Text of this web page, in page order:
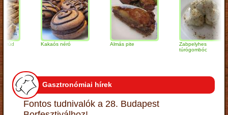
Kakaós néró Almás pite
Zabpelyhes
túrógombóc
Gasztronómiai hírek
Fontos tudnivalók a 28. Budapest